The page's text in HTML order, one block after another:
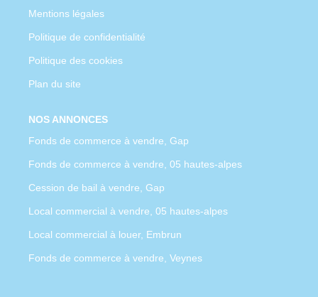
Mentions légales
Politique de confidentialité
Politique des cookies
Plan du site
NOS ANNONCES
Fonds de commerce à vendre, Gap
Fonds de commerce à vendre, 05 hautes-alpes
Cession de bail à vendre, Gap
Local commercial à vendre, 05 hautes-alpes
Local commercial à louer, Embrun
Fonds de commerce à vendre, Veynes